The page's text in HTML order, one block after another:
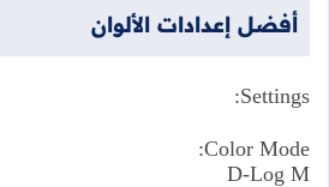
أفضل إعدادات الألوان
Settings:
Color Mode:
D-Log M